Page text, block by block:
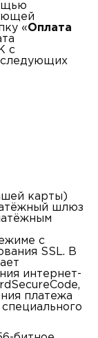
«Оплата
с
следующих
карты)
шлюз
с
SSL. В
интернет-
платежа